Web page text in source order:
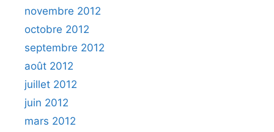
novembre 2012
octobre 2012
septembre 2012
août 2012
juillet 2012
juin 2012
mars 2012